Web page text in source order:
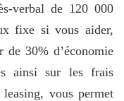
verbal de 120 000
fixe si vous aider,
de 30% d’économie
ainsi sur les frais
vous permet